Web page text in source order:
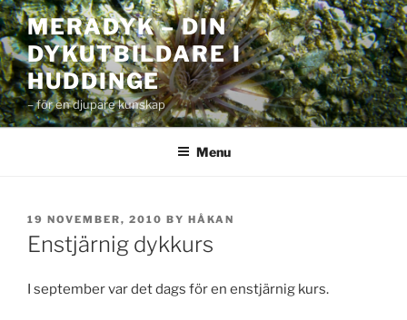
Skip
to
content
MERADYK – DIN
DYKUTBILDARE I
HUDDINGE
– för en djupare kunskap
Menu
POSTED
ON
19 NOVEMBER, 2010 BY HÅKAN
Enstjärnig dykkurs
I september var det dags för en enstjärnig kurs.